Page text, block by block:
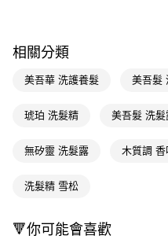
１．簡單：不需註冊會員、不需綁
３．安心：先確認商品／服務後，
【「AFTEE先享後付」結帳流程】
１．於結帳方式選擇「AFTEE先享
２．訂單成立數日內，您將收到繳
ATM／網路銀行／等多元方式進行
※ 請注意：結帳手續完成當下不需
後付繳納相關費用。
※ 交易是否成功請以「AFTEE先享
運送方式
全家取貨付款
每筆NT$65，滿NT$390(含以上
萊爾富取貨付款
付款後萊爾富取貨
相關分類
美吾華 洗護養髮 美吾髮
琥珀 洗髮精 美吾髮 洗髮
無矽靈 洗髮露 木質調 香
洗髮精 雪松
🔻你可能會喜歡